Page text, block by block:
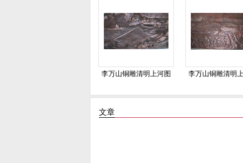
李万山铜雕清明上河图 李万山铜雕清明
文章